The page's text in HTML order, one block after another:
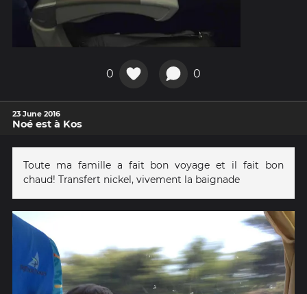
0 0
23 June 2016
Noé est à Kos
Toute ma famille a fait bon voyage et il fait bon
chaud! Transfert nickel, vivement la baignade